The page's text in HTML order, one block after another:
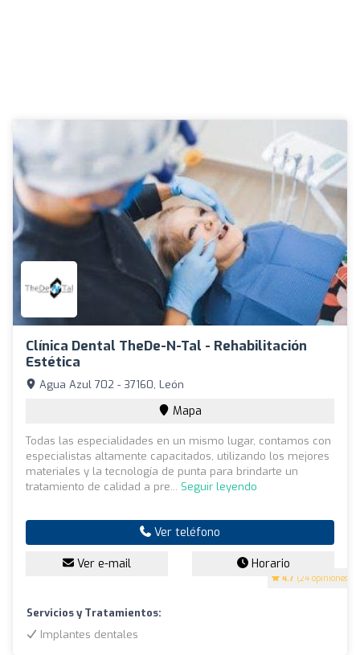
Clínica Dental TheDe-N-Tal - Rehabilitación
Estética
4.7 (24 opiniones)
Agua Azul 702 - 37160, León
Mapa
Todas las especialidades en un mismo lugar, contamos con
especialistas altamente capacitados, utilizando los mejores
materiales y la tecnología de punta para brindarte un
tratamiento de calidad a pre... Seguir leyendo
Ver teléfono
Ver e-mail Horario
Servicios y Tratamientos:
Implantes dentales